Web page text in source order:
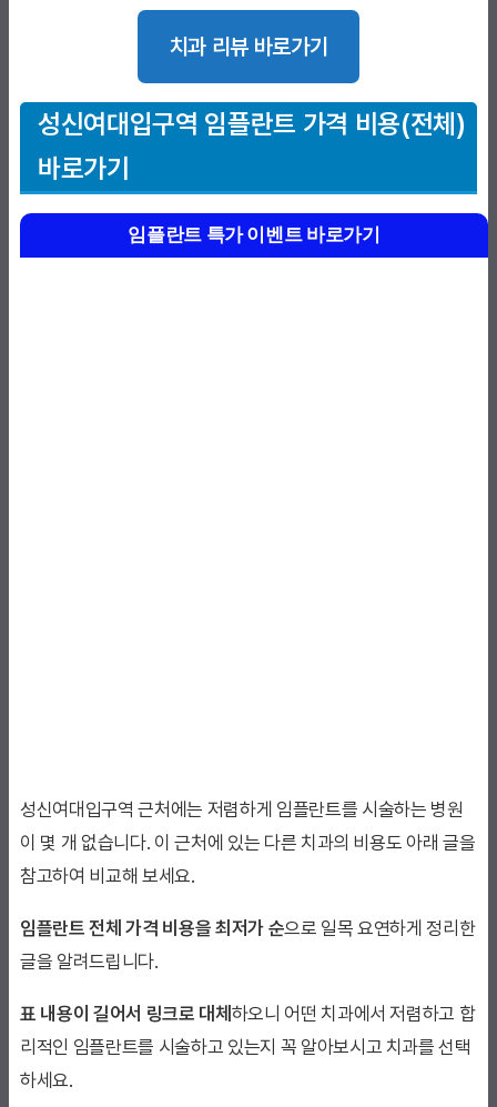
치과 리뷰 바로가기
성신여대입구역 임플란트 가격 비용(전체)
바로가기
임플란트 특가 이벤트 바로가기
성신여대입구역 근처에는 저렴하게 임플란트를 시술하는 병원
이 몇 개 없습니다. 이 근처에 있는 다른 치과의 비용도 아래 글을
참고하여 비교해 보세요.
임플란트 전체 가격 비용을 최저가 순으로 일목 요연하게 정리한
글을 알려드립니다.
표 내용이 길어서 링크로 대체 하오니 어떤 치과에서 저렴하고 합
리적인 임플란트를 시술하고 있는지 꼭 알아보시고 치과를 선택
하세요.